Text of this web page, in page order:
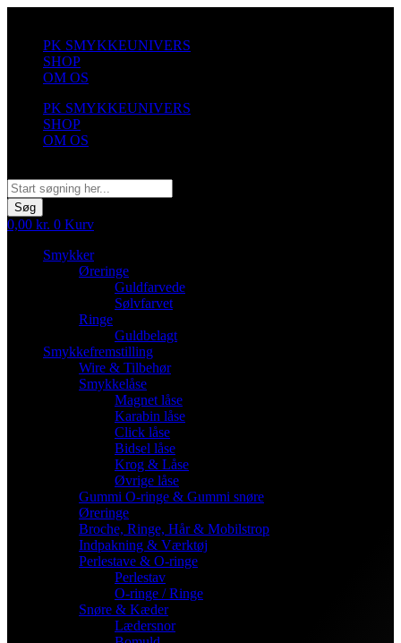
indholdPK SMYKKEUNIVERS
SHOP
OM OS
PK SMYKKEUNIVERS
SHOP
OM OS
Søg
0,00 kr. 0 Kurv
Smykker
Øreringe
Guldfarvede
Sølvfarvet
Ringe
Guldbelagt
Smykkefremstilling
Wire & Tilbehør
Smykkelåse
Magnet låse
Karabin låse
Click låse
Bidsel låse
Krog & Låse
Øvrige låse
Gummi O-ringe & Gummi snøre
Øreringe
Broche, Ringe, Hår & Mobilstrop
Indpakning & Værktøj
Perlestave & O-ringe
Perlestav
O-ringe / Ringe
Snøre & Kæder
Lædersnor